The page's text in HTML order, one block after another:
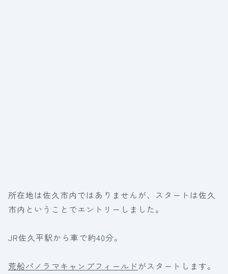
所在地は佐久市内ではありませんが、スタートは佐久
市内ということでエントリーしました。
JR佐久平駅から車で約40分。
荒船パノラマキャンプフィールドがスタートします。